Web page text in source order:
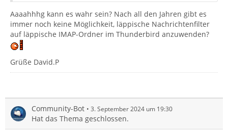
Aaaahhhg kann es wahr sein? Nach all den Jahren gibt es
immer noch keine Möglichkeit, läppische Nachrichtenfilter
auf läppische IMAP-Ordner im Thunderbird anzuwenden?
Grüße David.P
Community-Bot 3. September 2024 um 19:30
Hat das Thema geschlossen.